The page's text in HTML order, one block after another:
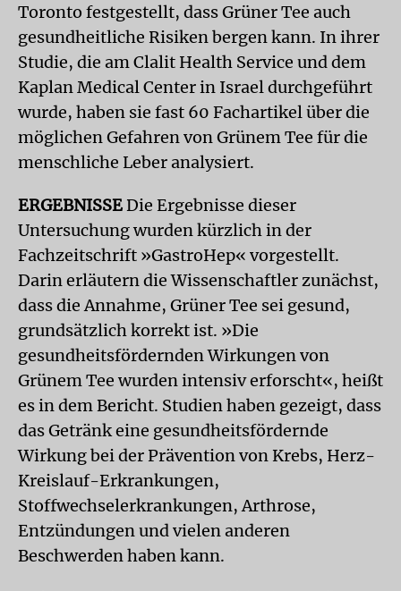
Toronto festgestellt, dass Grüner Tee auch
gesundheitliche Risiken bergen kann. In ihrer
Studie, die am Clalit Health Service und dem
Kaplan Medical Center in Israel durchgeführt
wurde, haben sie fast 60 Fachartikel über die
möglichen Gefahren von Grünem Tee für die
menschliche Leber analysiert.
ERGEBNISSE Die Ergebnisse dieser
Untersuchung wurden kürzlich in der
Fachzeitschrift »GastroHep« vorgestellt.
Darin erläutern die Wissenschaftler zunächst,
dass die Annahme, Grüner Tee sei gesund,
grundsätzlich korrekt ist. »Die
gesundheitsfördernden Wirkungen von
Grünem Tee wurden intensiv erforscht«, heißt
es in dem Bericht. Studien haben gezeigt, dass
das Getränk eine gesundheitsfördernde
Wirkung bei der Prävention von Krebs, Herz-
Kreislauf-Erkrankungen,
Stoffwechselerkrankungen, Arthrose,
Entzündungen und vielen anderen
Beschwerden haben kann.